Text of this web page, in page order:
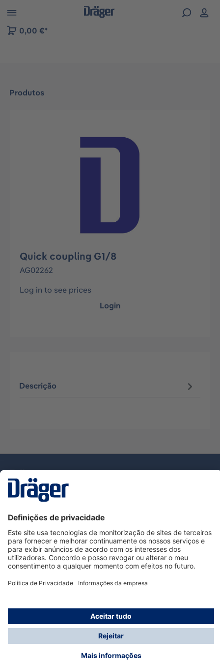
to B2B platform navigation
0,00 €*
Produtos
Ignorar galeria de imagens
Quick coupling G1/8
AG02262
Log in to see prices
Login
Descrição
Serviço de Apoio ao Cliente Dräger
Utilização da loja
Informações
© Dräger Portugal, Lda, 2024
* Todos os preços excl. IVA mais
possíveis taxas de entrega, se não for indicado o